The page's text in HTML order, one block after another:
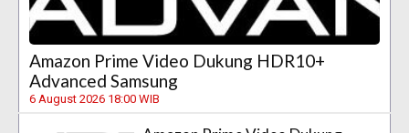
Amazon Prime Video Dukung HDR10+
Advanced Samsung
6 August 2026 18:00 WIB